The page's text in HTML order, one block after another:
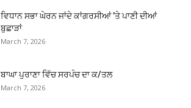
ਵਿਧਾਨ ਸਭਾ ਘੇਰਨ ਜਾਂਦੇ ਕਾਂਗਰਸੀਆਂ ’ਤੇ ਪਾਣੀ ਦੀਆਂ
ਬੁਛਾੜਾਂ
March 7, 2026
ਬਾਘਾ ਪੁਰਾਣਾ ਵਿੱਚ ਸਰਪੰਚ ਦਾ ਕ/ਤਲ
March 7, 2026